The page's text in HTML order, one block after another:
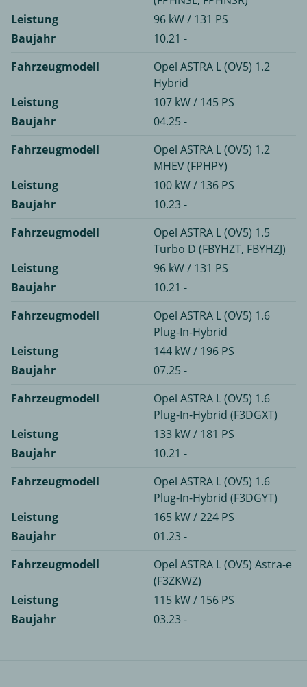
Leistung
96 kW / 131 PS
Baujahr
10.21 -
Fahrzeugmodell
Opel ASTRA L (OV5) 1.2
Hybrid
Leistung
107 kW / 145 PS
Baujahr
04.25 -
Fahrzeugmodell
Opel ASTRA L (OV5) 1.2
MHEV (FPHPY)
Leistung
100 kW / 136 PS
Baujahr
10.23 -
Fahrzeugmodell
Opel ASTRA L (OV5) 1.5
Turbo D (FBYHZT, FBYHZJ)
Leistung
96 kW / 131 PS
Baujahr
10.21 -
Fahrzeugmodell
Opel ASTRA L (OV5) 1.6
Plug-In-Hybrid
Leistung
144 kW / 196 PS
Baujahr
07.25 -
Fahrzeugmodell
Opel ASTRA L (OV5) 1.6
Plug-In-Hybrid (F3DGXT)
Leistung
133 kW / 181 PS
Baujahr
10.21 -
Fahrzeugmodell
Opel ASTRA L (OV5) 1.6
Plug-In-Hybrid (F3DGYT)
Leistung
165 kW / 224 PS
Baujahr
01.23 -
Fahrzeugmodell
Opel ASTRA L (OV5) Astra-e
(F3ZKWZ)
Leistung
115 kW / 156 PS
Baujahr
03.23 -